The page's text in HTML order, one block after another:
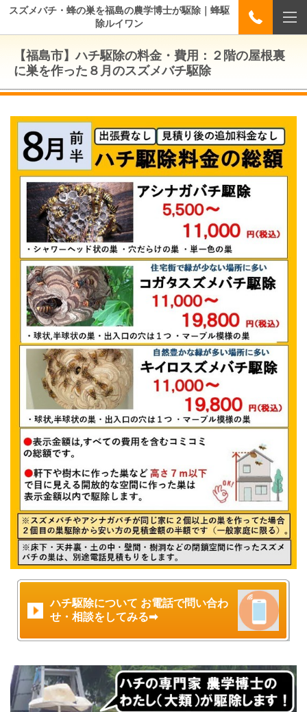
スズメバチ・蜂の巣を福島の農学博士が駆除｜蜂駆
除ルイワン
【福島市】ハチ駆除の料金・費用：２階の屋根裏
に巣を作った８月のスズメバチ駆除
ハチ駆除について お電話で問い合わ
せ・相談をしてみる➡